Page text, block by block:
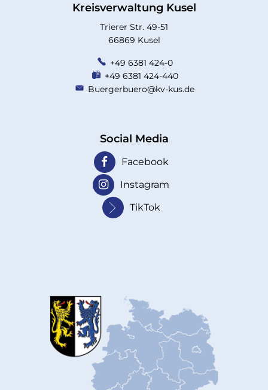
Kreisverwaltung Kusel
Trierer Str. 49-51
66869 Kusel
+49 6381 424-0
+49 6381 424-440
Buergerbuero@kv-kus.de
Social Media
Facebook
Instagram
TikTok